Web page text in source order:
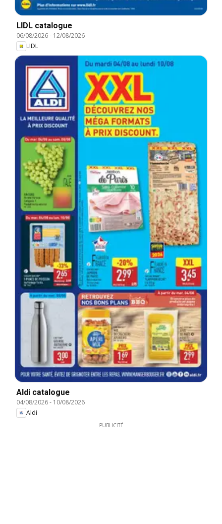
LIDL catalogue
06/08/2026- 12/08/2026
LIDL
Aldi catalogue
04/08/2026- 10/08/2026
Aldi
PUBLICITÉ